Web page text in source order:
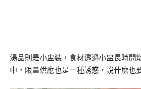
湯品則是小盅裝，食材透過小盅長時間
中，限量供應也是一種誘惑，說什麼也